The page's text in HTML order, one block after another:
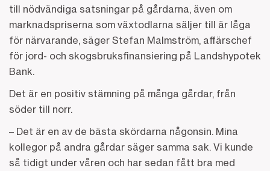
till nödvändiga satsningar på gårdarna, även om
marknadspriserna som växtodlarna säljer till är låga
för närvarande, säger Stefan Malmström, affärschef
för jord- och skogsbruksfinansiering på Landshypotek
Bank.
Det är en positiv stämning på många gårdar, från
söder till norr.
– Det är en av de bästa skördarna någonsin. Mina
kollegor på andra gårdar säger samma sak. Vi kunde
så tidigt under våren och har sedan fått bra med